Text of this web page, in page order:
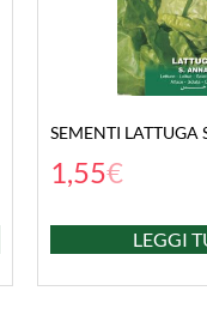
SEMENTI LATTUGA
1,55€
LEGGI